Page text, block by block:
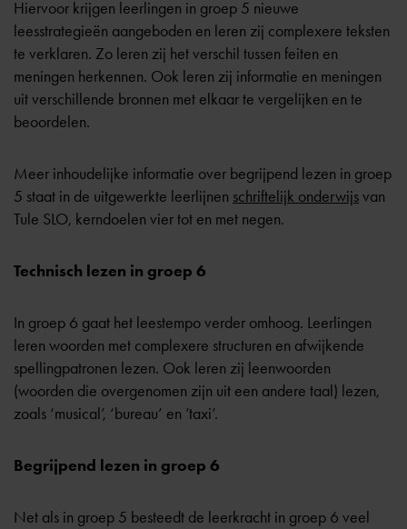
Hiervoor krijgen leerlingen in groep 5 nieuwe
leesstrategieën aangeboden en leren zij complexere teksten
te verklaren. Zo leren zij het verschil tussen feiten en
meningen herkennen. Ook leren zij informatie en meningen
uit verschillende bronnen met elkaar te vergelijken en te
beoordelen.
Meer inhoudelijke informatie over begrijpend lezen in groep
5 staat in de uitgewerkte leerlijnen schriftelijk onderwijsvan
Tule SLO, kerndoelen vier tot en met negen.
Technisch lezen in groep 6
In groep 6 gaat het leestempo verder omhoog. Leerlingen
leren woorden met complexere structuren en afwijkende
spellingpatronen lezen. Ook leren zij leenwoorden
(woorden die overgenomen zijn uit een andere taal) lezen,
zoals ‘musical’, ‘bureau’ en ’taxi’.
Begrijpend lezen in groep 6
Net als in groep 5 besteedt de leerkracht in groep 6 veel